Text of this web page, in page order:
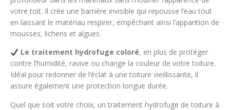
votre toit. Il crée une barrière invisible qui repousse l’eau tout
en laissant le matériau respirer, empêchant ainsi l’apparition de
mousses, lichens et algues.
Le traitement hydrofuge coloré, en plus de protéger
contre l’humidité, ravive ou change la couleur de votre toiture.
Idéal pour redonner de l’éclat à une toiture vieillissante, il
assure également une protection longue durée.
Quel que soit votre choix, un traitement hydrofuge de toiture à